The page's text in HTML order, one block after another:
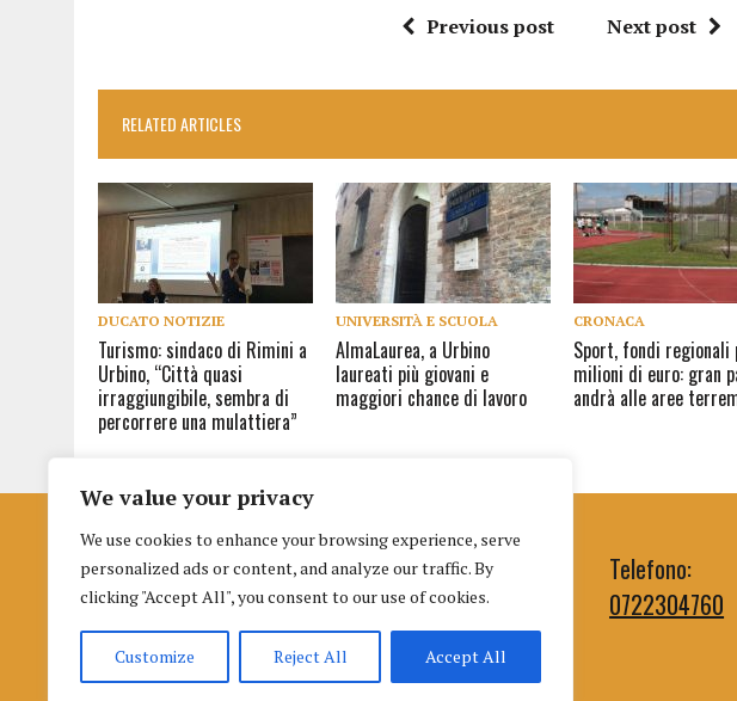
We value your privacy
We use cookies to enhance your browsing experience, serve
personalized ads or content, and analyze our traffic. By
clicking "Accept All", you consent to our use of cookies.
Customize Reject All Accept All
Previous post Next post
RELATED ARTICLES
DUCATO NOTIZIE
Turismo: sindaco di Rimini a
Urbino, “Città quasi
irraggiungibile, sembra di
percorrere una mulattiera”
UNIVERSITÀ E SCUOLA
AlmaLaurea, a Urbino
laureati più giovani e
maggiori chance di lavoro
CRONACA
Sport, fondi regionali
milioni di euro: gran
andrà alle aree
Istituto per la Formazione al Giornalismo
di Urbino
Palazzo nuovo Albani
Piazza della Repubblica 3 (terzo piano), 61029, Urbino
Cookie|Informativa selezioni|Info richieste dalla L. 124/2017
Telefono:
0722304760